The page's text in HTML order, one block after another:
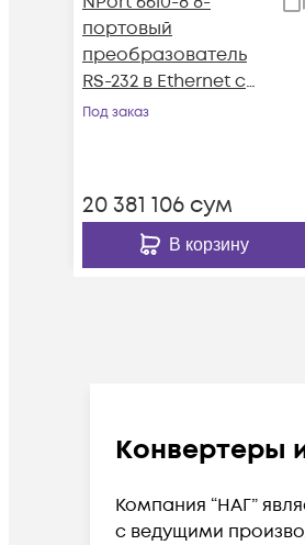
портовый
преобразователь
RS-232 в Ethernet с
расширенным
Под заказ
20 381 106 сум
В корзину
Конвертеры
Компания “НАГ”
с ведущими